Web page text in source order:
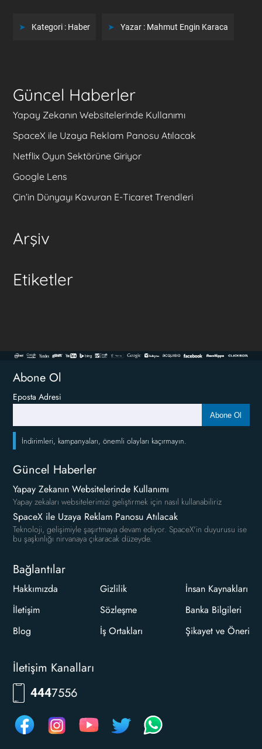
Kategori : Haber Yazar : Mahmut Engin Karaca
Güncel Haberler
Yapay Zekanın Websitelerinde Kullanımı
SpaceX ile Uzaya Reklam Panosu Atılacak
Netflix Oyun Sektörüne Giriyor
Google Lens
Çin’in Dünyayı Kavuran E-Ticaret Trendleri
Arşiv
Etiketler
Abone Ol
Eposta Adresi
Abone Ol
İndirimleri, kampanyaları, önemli olayları kaçırmayın.
Güncel Haberler
Yapay Zekanın Websitelerinde Kullanımı
Yapay zekaları websitelerimizi geliştirmek için nasıl kullanabiliriz
SpaceX ile Uzaya Reklam Panosu Atılacak
Teknoloji, gelişimiyle şaşırtmaya devam ediyor. SpaceX'in duyurusu ise
bu şaşkınlığı nirvanaya çıkaracak düzeyde.
Bağlantılar
Hakkımızda
İletişim
Blog
Gizlilik
Sözleşme
İş Ortakları
İnsan Kaynakları
Banka Bilgileri
Şikayet ve Öneri
İletişim Kanalları
444RKLM